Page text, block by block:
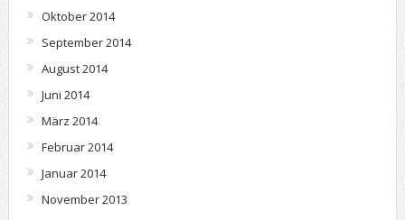
Oktober 2014
September 2014
August 2014
Juni 2014
März 2014
Februar 2014
Januar 2014
November 2013